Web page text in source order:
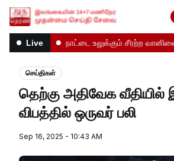
Live நாட்டை உலுக்கும் சீரற்ற வானிலை
செய்திகள்
தெற்கு அதிவேக வீதியில் இடம்பெற்ற
விபத்தில் ஒருவர் பலி
Sep 16, 2025 - 10:43 AM